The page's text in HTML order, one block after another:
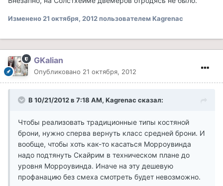
Изменено21 октября, 2012пользователем Kagrenac
GKalian
Опубликовано 21 октября, 2012
В 10/21/2012 в 7:18 AM, Kagrenac сказал:
Чтобы реализовать традиционные типы костяной
брони, нужно сперва вернуть класс средней брони. И
вообще, чтобы хоть как-то касаться Морроувинда
надо подтянуть Скайрим в техническом плане до
уровня Морроувинда. Иначе на эту дешевую
профанацию без смеха смотреть будет невозможно.